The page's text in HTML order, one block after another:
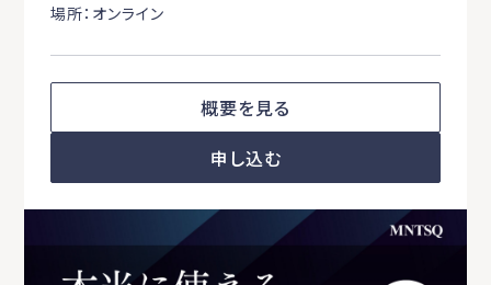
場所：オンライン
概要を見る
申し込む